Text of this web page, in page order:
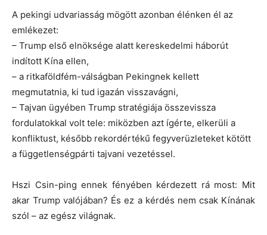
A pekingi udvariasság mögött azonban élénken él az
emlékezet:
– Trump első elnöksége alatt kereskedelmi háborút
indított Kína ellen,
– a ritkaföldfém-válságban Pekingnek kellett
megmutatnia, ki tud igazán visszavágni,
– Tajvan ügyében Trump stratégiája összevissza
fordulatokkal volt tele: miközben azt ígérte, elkerüli a
konfliktust, később rekordértékű fegyverüzleteket kötött
a függetlenségpárti tajvani vezetéssel.
Hszi Csin-ping ennek fényében kérdezett rá most: Mit
akar Trump valójában? És ez a kérdés nem csak Kínának
szól – az egész világnak.